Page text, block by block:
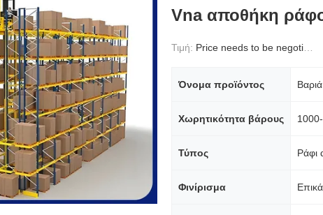
Vna αποθήκη
Τιμή: Price needs to be negotiated
Όνομα προϊόντος
Χωρητικότητα βάρους
Τύπος Ράφι
Φινίρισμα